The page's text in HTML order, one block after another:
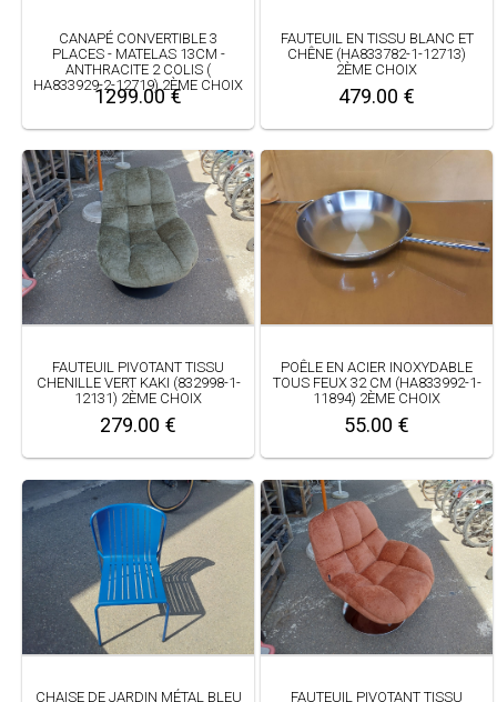
CANAPÉ CONVERTIBLE 3
PLACES - MATELAS 13CM -
ANTHRACITE 2 COLIS (
HA833929-2-12719) 2ÈME CHOIX
1299.00 €
FAUTEUIL EN TISSU BLANC ET
CHÊNE (HA833782-1-12713)
2ÈME CHOIX
479.00 €
FAUTEUIL PIVOTANT TISSU
CHENILLE VERT KAKI (832998-1-
12131) 2ÈME CHOIX
279.00 €
POÊLE EN ACIER INOXYDABLE
TOUS FEUX 32 CM (HA833992-1-
11894) 2ÈME CHOIX
55.00 €
CHAISE DE JARDIN MÉTAL BLEU
FAUTEUIL PIVOTANT TISSU